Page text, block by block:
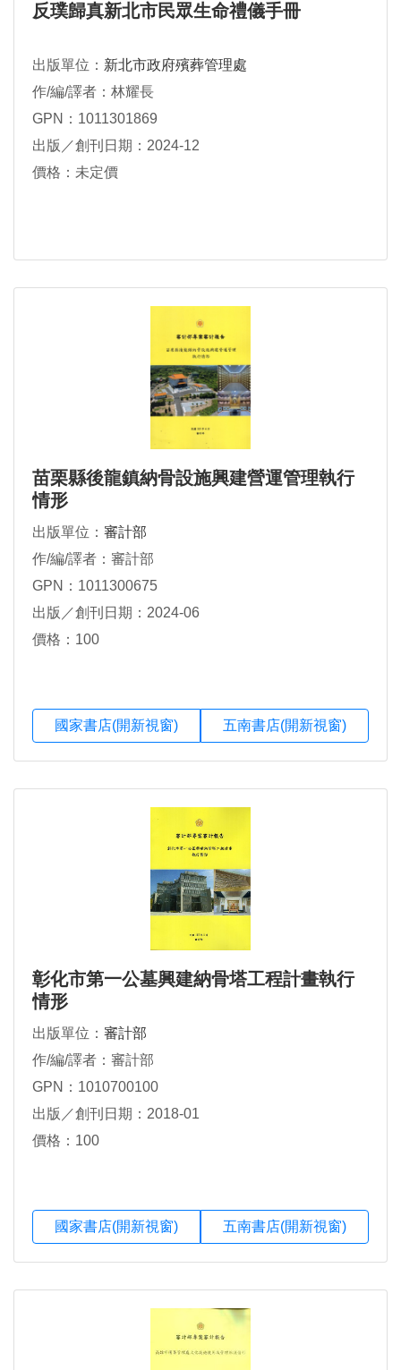
反璞歸真新北市民眾生命禮儀手冊
出版單位： 新北市政府殯葬管理處
作/編/譯者：林耀長
GPN：1011301869
出版／創刊日期：2024-12
價格：未定價
苗栗縣後龍鎮納骨設施興建營運管理執行
情形
出版單位： 審計部
作/編/譯者：審計部
GPN：1011300675
出版／創刊日期：2024-06
價格：100
國家書店(開新視窗) 五南書店(開新視窗)
彰化市第一公墓興建納骨塔工程計畫執行
情形
出版單位： 審計部
作/編/譯者：審計部
GPN：1010700100
出版／創刊日期：2018-01
價格：100
國家書店(開新視窗) 五南書店(開新視窗)